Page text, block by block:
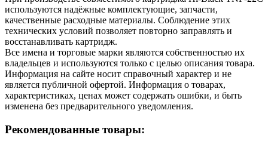
используются надёжные комплектующие, запчасти,
качественные расходные материалы. Соблюдение этих
технических условий позволяет повторно заправлять и
восстанавливать картридж.
Все имена и торговые марки являются собственностью их
владельцев и используются только с целью описания товара.
Информация на сайте носит справочный характер и не
является публичной офертой. Информация о товарах,
характеристиках, ценах может содержать ошибки, и быть
изменена без предварительного уведомления.
Рекомендованные товары: